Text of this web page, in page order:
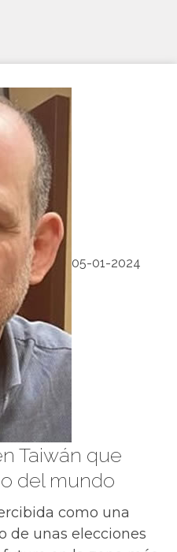
05-01-2024
Taiwán que
del mundo
como una
de unas elecciones